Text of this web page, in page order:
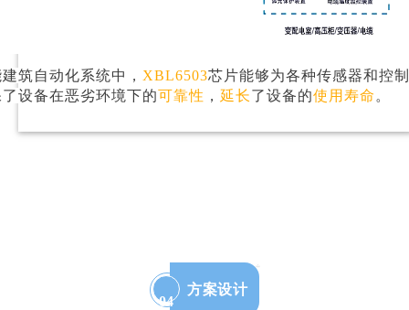
筑自动化系统中，XBL6503芯片能够为各种传感器和控
了设备在恶劣环境下的可靠性 ，延长了设备的使用寿命。
04
方案设计